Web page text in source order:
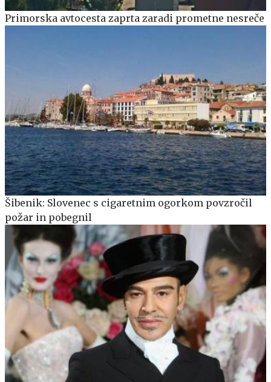
Primorska avtocesta zaprta zaradi prometne nesreče
Šibenik: Slovenec s cigaretnim ogorkom povzročil
požar in pobegnil